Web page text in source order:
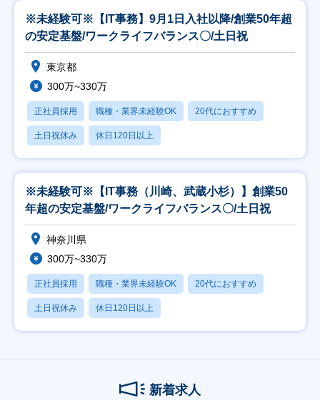
※未経験可※【IT事務】9月1日入社以降/創業50年超
の安定基盤/ワークライフバランス〇/土日祝
東京都
300万~330万
正社員採用 職種・業界未経験OK 20代におすすめ
土日祝休み 休日120日以上
※未経験可※【IT事務（川崎、武蔵小杉）】創業50
年超の安定基盤/ワークライフバランス〇/土日祝
神奈川県
300万~330万
正社員採用 職種・業界未経験OK 20代におすすめ
土日祝休み 休日120日以上
新着求人